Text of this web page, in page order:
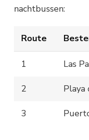
nachtbussen:
Route
1 Las
2 Playa
3